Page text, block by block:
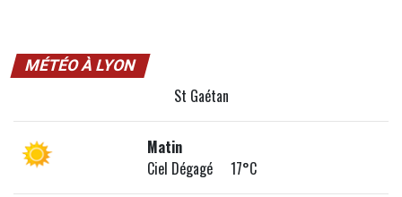
MÉTÉO À LYON
St Gaétan
Matin
Ciel Dégagé 17°C